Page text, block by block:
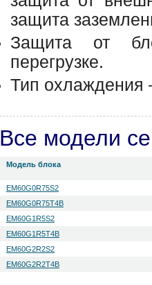
защита
Защита от
перегрузке.
Тип охлаждения
Все модели
Модель блока
EM60G0R75S2
EM60G0R75T4B
EM60G1R5S2
EM60G1R5T4B
EM60G2R2S2
EM60G2R2T4B